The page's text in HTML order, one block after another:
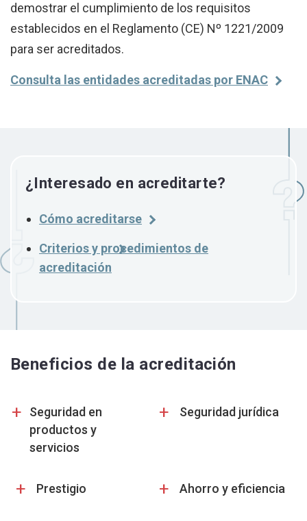
demostrar el cumplimiento de los requisitos
establecidos en el Reglamento (CE) Nº 1221/2009
para ser acreditados.
Consulta las entidades acreditadas por ENAC
¿Interesado en acreditarte?
Cómo acreditarse
Criterios y procedimientos de
acreditación
Beneficios de la acreditación
+
Seguridad en
productos y
servicios
+ Seguridad jurídica
+ Prestigio + Ahorro y eficiencia